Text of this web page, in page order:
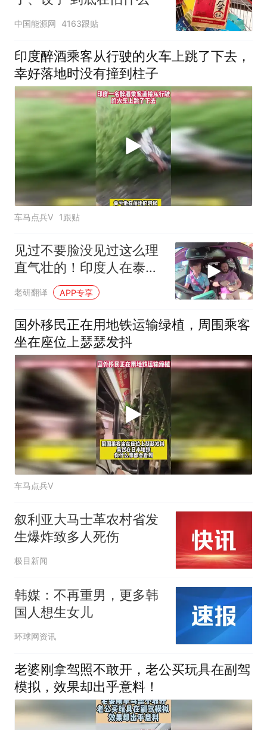
中国能源网 4163跟贴
印度醉酒乘客从行驶的火车上跳了下去，
幸好落地时没有撞到柱子
车马点兵V 1跟贴
见过不要脸没见过这么理
直气壮的！印度人在泰国
打车不付钱：我没钱，只
有一句谢谢
老研翻译 APP专享
国外移民正在用地铁运输绿植，周围乘客
坐在座位上瑟瑟发抖
车马点兵V
叙利亚大马士革农村省发
生爆炸致多人死伤
极目新闻
韩媒：不再重男，更多韩
国人想生女儿
环球网资讯
老婆刚拿驾照不敢开，老公买玩具在副驾
模拟，效果却出乎意料！